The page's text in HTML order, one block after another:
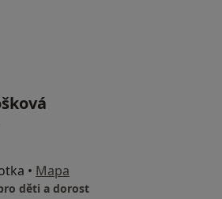
• Mapa
děti a dorost